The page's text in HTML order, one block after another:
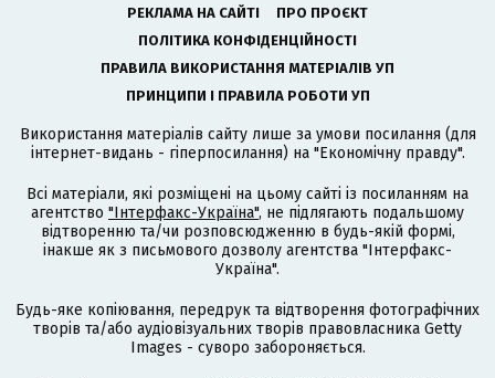
РЕКЛАМА НА САЙТІ
ПРО ПРОЄКТ
ПОЛІТИКА КОНФІДЕНЦІЙНОСТІ
ПРАВИЛА ВИКОРИСТАННЯ МАТЕРІАЛІВ УП
ПРИНЦИПИ І ПРАВИЛА РОБОТИ УП
Використання матеріалів сайту лише за умови посилання (для
інтернет-видань - гіперпосилання) на "Економічну правду".
Всі матеріали, які розміщені на цьому сайті із посиланням на
агентство "Інтерфакс-Україна", не підлягають подальшому
відтворенню та/чи розповсюдженню в будь-якій формі,
інакше як з письмового дозволу агентства "Інтерфакс-
Україна".
Будь-яке копіювання, передрук та відтворення фотографічних
творів та/або аудіовізуальних творів правовласника Getty
Images - суворо забороняється.